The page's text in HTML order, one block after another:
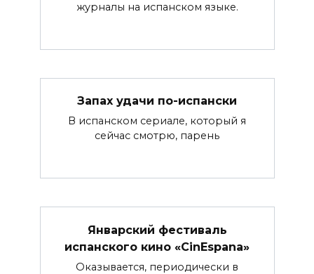
журналы на испанском языке.
Запах удачи по-испански
В испанском сериале, который я
сейчас смотрю, парень
Январский фестиваль
испанского кино «CinEspana»
Оказывается, периодически в